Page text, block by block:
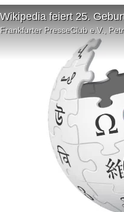
Frankfurter PresseClub e.V.,